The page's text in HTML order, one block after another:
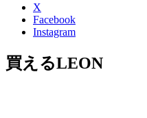
X
Facebook
Instagram
買えるLEON